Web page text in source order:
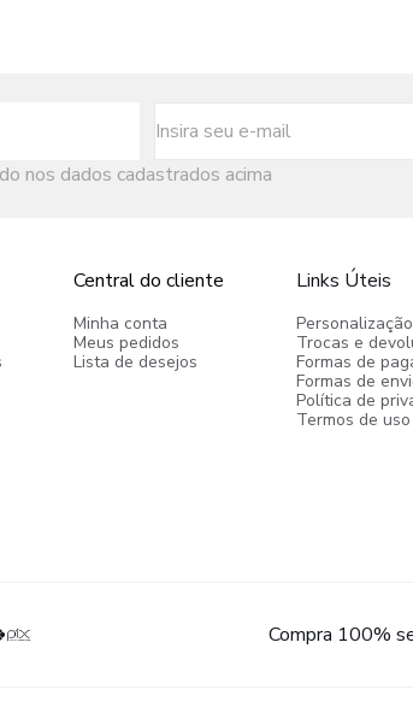
nos dados cadastrados acima
Central do cliente
Minha conta
Meus pedidos
Lista de desejos
Links Úteis
Personalização
Trocas e
Formas de
Formas de
Política de
Termos de uso
Compra 100%